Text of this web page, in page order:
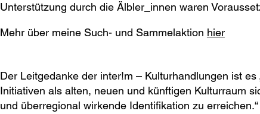
Unterstützung durch die Älbler_innen waren
Mehr über meine Such- und Sammelaktion hier
Der Leitgedanke der inter!m – Kulturhandlungen ist
Initiativen als alten, neuen und künftigen Kulturraum
und überregional wirkende Identifikation zu erreichen.“